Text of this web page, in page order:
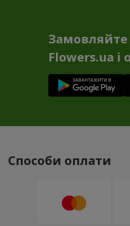
Flowers.ua
Способи оплати